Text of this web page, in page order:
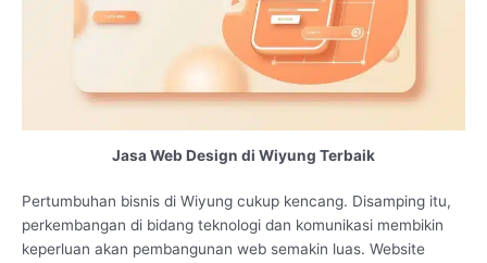
Jasa Web Design di Wiyung Terbaik
Pertumbuhan bisnis di Wiyung cukup kencang. Disamping itu,
perkembangan di bidang teknologi dan komunikasi membikin
keperluan akan pembangunan web semakin luas. Website